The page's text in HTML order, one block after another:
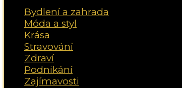
Bydlení a zahrada
Móda a styl
Krása
Stravování
Zdraví
Podnikání
Zajímavosti